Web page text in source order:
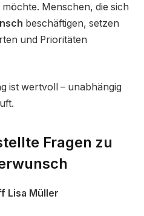
Menschen, die sich
beschäftigen, setzen
und Prioritäten
ist wertvoll – unabhängig
Fragen zu
Lisa Müller